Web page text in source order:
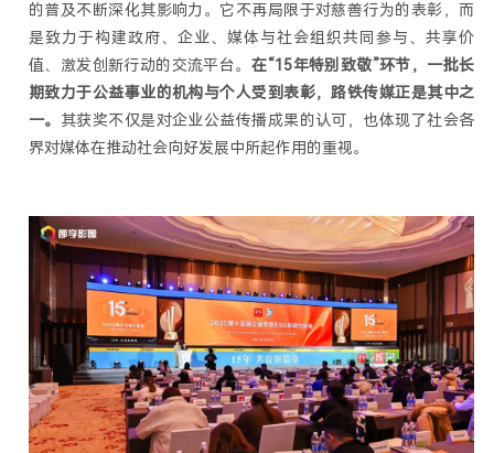
的普及不断深化其影响力。它不再局限于对慈善行为的表彰，而
是致力于构建政府、企业、媒体与社会组织共同参与、共享价
值、激发创新行动的交流平台。 在“15年特别致敬”环节，一批长
期致力于公益事业的机构与个人受到表彰，路铁传媒正是其中之
一。 其获奖不仅是对企业公益传播成果的认可，也体现了社会各
界对媒体在推动社会向好发展中所起作用的重视。